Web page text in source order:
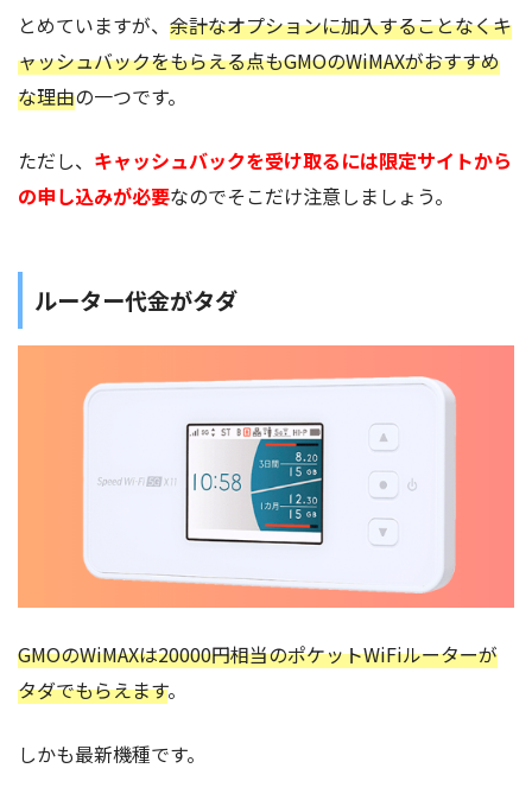
とめていますが、 余計なオプションに加入することなくキ
ャッシュバックをもらえる点もGMOのWiMAXがおすすめ
な理由の一つです。
ただし、 キャッシュバックを受け取るには限定サイトから
の申し込みが必要なのでそこだけ注意しましょう。
ルーター代金がタダ
GMOのWiMAXは20000円相当のポケットWiFiルーターが
タダでもらえます。
しかも最新機種です。